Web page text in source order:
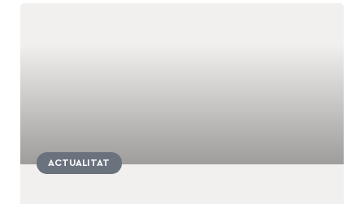
ACTUALITAT